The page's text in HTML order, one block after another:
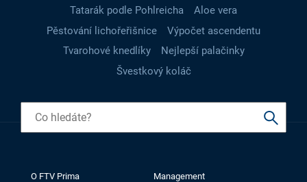
Tatarák podle Pohlreicha
Aloe vera
Pěstování lichořeřišnice
Výpočet ascendentu
Tvarohové knedlíky
Nejlepší palačinky
Švestkový koláč
O FTV Prima
Management